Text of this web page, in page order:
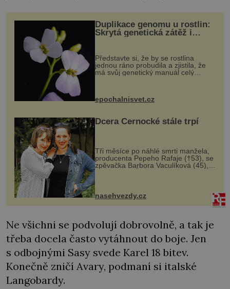
Duplikace genomu u rostlin:
Skrytá genetická zátěž i
Představte si, že by se rostlina
jednou ráno probudila a zjistila, že
má svůj genetický manuál celý
vstupenka...
epochalnisvet.cz
Dcera Černocké stále trpí
Tři měsíce po náhlé smrti manžela,
producenta Pepeho Rafaje (†53), se
zpěvačka Barbora Vaculíková (45),
dcera Petry Černocké (75), poprvé
ozvala veřejnosti. Na sociální síti
sdílela, že se snaží fung...
nasehvezdy.cz
Ne všichni se podvolují dobrovolně, a tak je
třeba docela často vytáhnout do boje. Jen
s odbojnými Sasy svede Karel 18 bitev.
Konečně zničí Avary, podmaní si italské
Langobardy.